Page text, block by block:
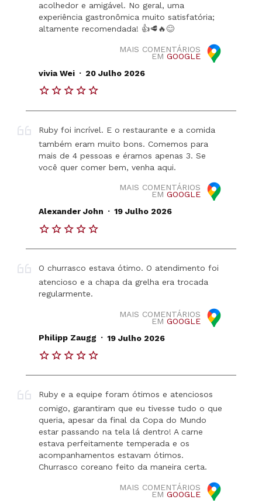
acolhedor e amigável. No geral, uma
experiência gastronômica muito satisfatória;
altamente recomendada! 👍🥩🔥😊
MAIS COMENTÁRIOS
EM GOOGLE
vivia Wei . 20 Julho 2026
Ruby foi incrível. E o restaurante e a comida
também eram muito bons. Comemos para
mais de 4 pessoas e éramos apenas 3. Se
você quer comer bem, venha aqui.
MAIS COMENTÁRIOS
EM GOOGLE
Alexander John . 19 Julho 2026
O churrasco estava ótimo. O atendimento foi
atencioso e a chapa da grelha era trocada
regularmente.
MAIS COMENTÁRIOS
EM GOOGLE
Philipp Zaugg . 19 Julho 2026
Ruby e a equipe foram ótimos e atenciosos
comigo, garantiram que eu tivesse tudo o que
queria, apesar da final da Copa do Mundo
estar passando na tela lá dentro! A carne
estava perfeitamente temperada e os
acompanhamentos estavam ótimos.
Churrasco coreano feito da maneira certa.
MAIS COMENTÁRIOS
EM GOOGLE